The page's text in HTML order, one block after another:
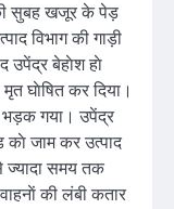
की सुबह खजूर के पेड़
विभाग की गाड़ी
बेहाेश हाे
घाेषित कर दिया।
भड़क गया। उपेंद्र
काे जाम कर उत्पाद
ज्यादा समय तक
की लंबी कतार